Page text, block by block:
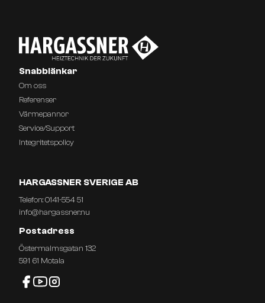
Snabblänkar
Om oss
Referenser
Värmepannor
Service/Support
Integritetspolicy
HARGASSNER SVERIGE AB
Telefon:0141-554 51
info@hargassner.nu
Postadress
Östermalmsgatan 132
591 61 Motala